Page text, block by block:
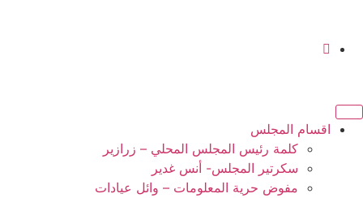
اقسام المجلس
كلمة رئيس المجلس المحلي – زرازير
سكرتير المجلس- أنس غدير
مفوض حرية المعلومات – وائل عيادات